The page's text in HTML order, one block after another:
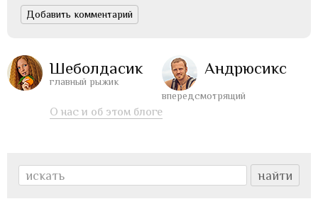
Шеболдасик
главный рыжик
Андрюсикс
впередсмотрящий
О нас и об этом блоге